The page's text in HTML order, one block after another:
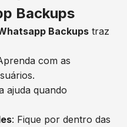
Backups
Backups traz
com as
ajuda quando
: Fique por dentro das